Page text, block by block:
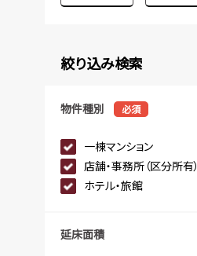
絞り込み検索
物件種別 必須
一棟マンション
店舗・事務所（区分所有）
ホテル・旅館
延床面積